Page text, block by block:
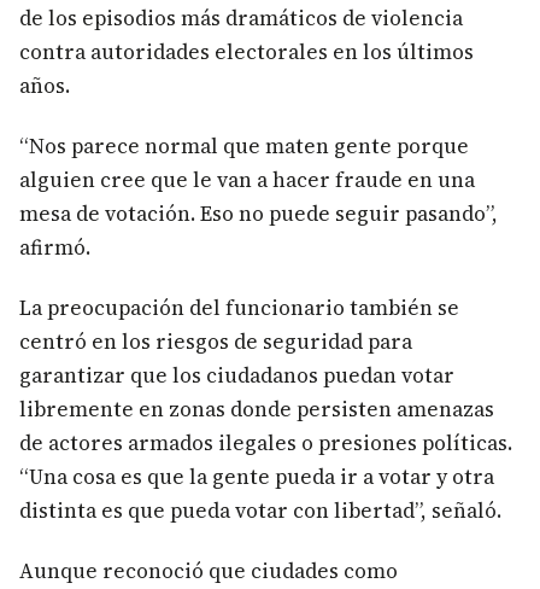
de los episodios más dramáticos de violencia
contra autoridades electorales en los últimos
años.
“Nos parece normal que maten gente porque
alguien cree que le van a hacer fraude en una
mesa de votación. Eso no puede seguir pasando”,
afirmó.
La preocupación del funcionario también se
centró en los riesgos de seguridad para
garantizar que los ciudadanos puedan votar
libremente en zonas donde persisten amenazas
de actores armados ilegales o presiones políticas.
“Una cosa es que la gente pueda ir a votar y otra
distinta es que pueda votar con libertad”, señaló.
Aunque reconoció que ciudades como